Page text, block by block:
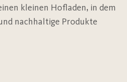
kleinen Hofladen, in dem
nachhaltige Produkte